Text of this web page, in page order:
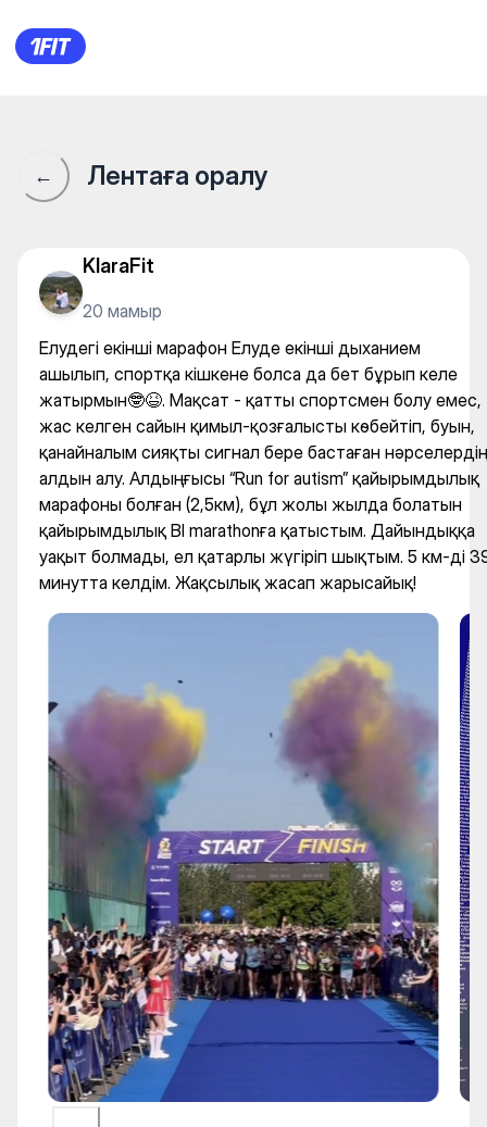
Елудегі екінші марафон
← Лентаға оралу
KlaraFit
20 мамыр
Елудегі екінші марафон Елуде екінші дыханием
ашылып, спортқа кішкене болса да бет бұрып келе
жатырмын🤓😆. Мақсат - қатты спортсмен болу емес,
жас келген сайын қимыл-қозғалысты көбейтіп, буын,
қанайналым сияқты сигнал бере бастаған
алдын алу. Алдыңғысы “Run for autism” қайырымдылық
марафоны болған (2,5км), бұл жолы жылда болатын
қайырымдылық BI marathonға қатыстым. Дайындыққа
уақыт болмады, ел қатарлы жүгіріп шықтым. 5 км-ді
минутта келдім. Жақсылық жасап жарысайық!